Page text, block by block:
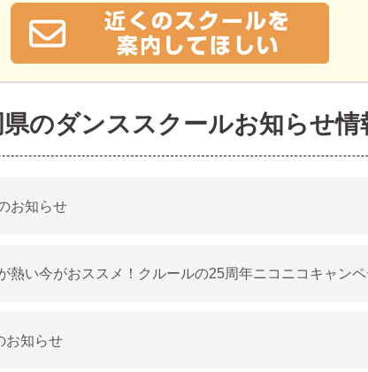
のダンススクールお知らせ情
お知らせ
熱い今がおススメ！クルールの25周年ニコニコキャン
お知らせ